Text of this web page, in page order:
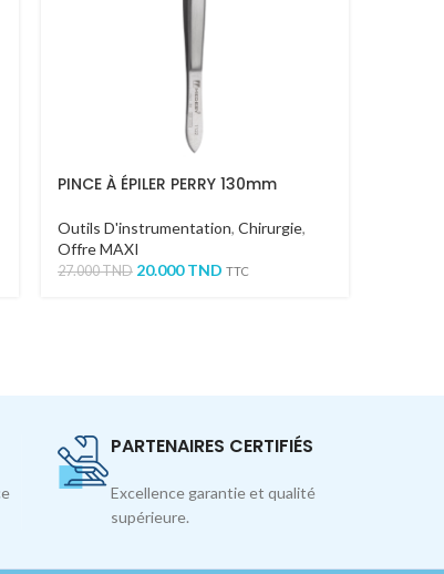
PINCE À ÉPILER PERRY 130mm
Outils D'instrumentation, Chirurgie,
Offre MAXI
27.000TND 20.000TND TTC
PARTENAIRES CERTIFIÉS
Excellence garantie et qualité
supérieure.